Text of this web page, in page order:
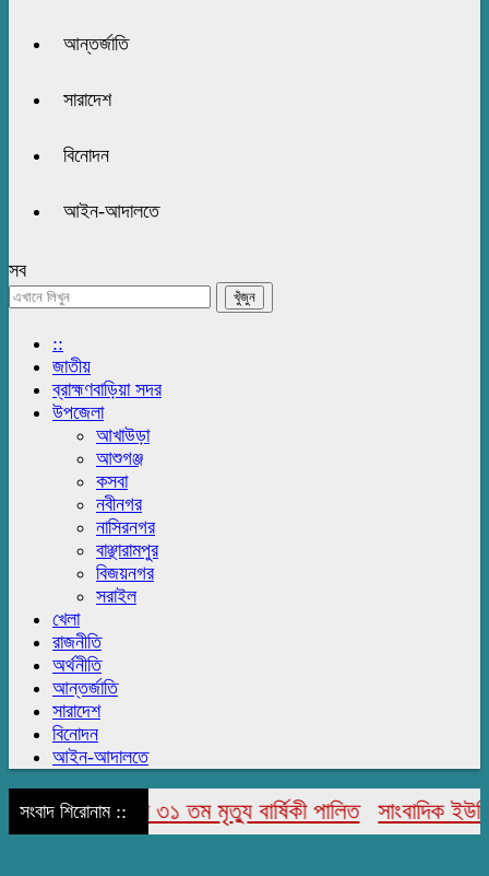
আন্তর্জাতি
সারাদেশ
বিনোদন
আইন-আদালতে
সব
::
জাতীয়
ব্রাহ্মণবাড়িয়া সদর
উপজেলা
আখাউড়া
আশুগঞ্জ
কসবা
নবীনগর
নাসিরনগর
বাঞ্ছারামপুর
বিজয়নগর
সরাইল
খেলা
রাজনীতি
অর্থনীতি
আন্তর্জাতি
সারাদেশ
বিনোদন
আইন-আদালতে
সংবাদ শিরোনাম ::
আহমেদ’র ৩১ তম মৃত্যু বার্ষিকী পালিত সাংবাদিক